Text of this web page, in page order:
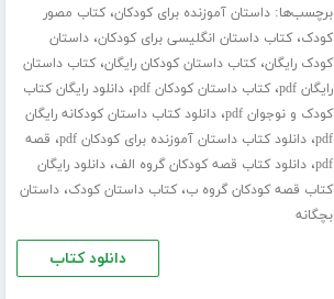
برچسب‌ها:داستان آموزنده برای کودکان،کتاب مصور
کودک،کتاب داستان انگلیسی برای کودکان،داستان
کودک رایگان،کتاب داستان کودکان رایگان،کتاب داستان
رایگان pdf
،کتاب داستان کودکان pdf ،دانلود رایگان کتاب
کودک و نوجوان pdf
،دانلود کتاب داستان کودکانه رایگان
pdf،دانلود کتاب داستان آموزنده برای کودکان pdf ، قصه
pdf،دانلود کتاب قصه کودکان گروه الف،دانلود رایگان
کتاب قصه کودکان گروه ب،کتاب داستان کودک،داستان
بچگانه
دانلود کتاب